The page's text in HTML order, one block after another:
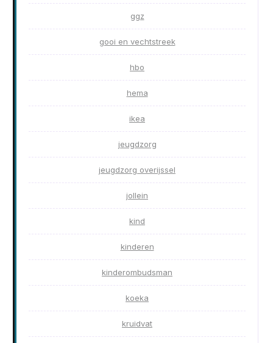
ggz
gooi en vechtstreek
hbo
hema
ikea
jeugdzorg
jeugdzorg overijssel
jollein
kind
kinderen
kinderombudsman
koeka
kruidvat